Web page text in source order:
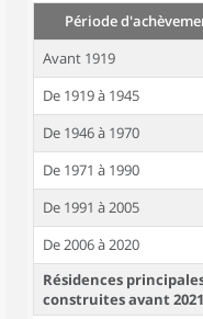
Période
Avant 1919
De 1919 à 1945
De 1946 à 1970
De 1971 à 1990
De 1991 à 2005
De 2006 à 2020
Résidences
construites avant 2021